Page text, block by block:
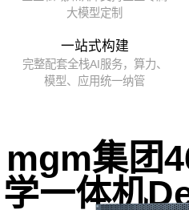
大模型定制
一站式构建
完整配套全栈AI服务，算力、
模型、应用统一纳管
mgm集团
学一体机